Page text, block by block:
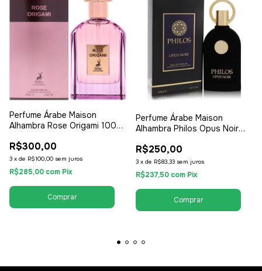
Perfume Árabe Maison
Alhambra Rose Origami 100ml
Unissex / Compartilhável
R$300,00
3 x de R$100,00 sem juros
R$285,00 com Pix
Perfume Árabe Maison
Alhambra Philos Opus Noir
Unissex / Compartilhável
R$250,00
3 x de R$83,33 sem juros
R$237,50 com Pix